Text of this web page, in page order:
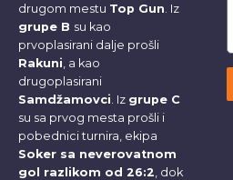
drugom mestu Top Gun . Iz
grupe B su kao
prvoplasirani dalje prošli
Rakuni , a kao
drugoplasirani
Samdžamovci . Iz grupe C
su sa prvog mesta prošli i
pobednici turnira, ekipa
Soker sa neverovatnom
gol razlikom od 26:2 , dok